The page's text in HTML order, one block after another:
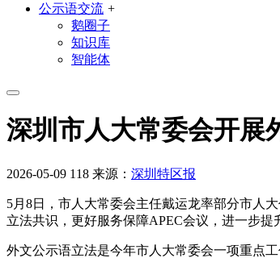
公示语交流 +
鹅圈子
知识库
智能体
深圳市人大常委会开展
2026-05-09 118 来源： 深圳特区报
5月8日，市人大常委会主任戴运龙率部分市人
立法共识，更好服务保障APEC会议，进一步提
外文公示语立法是今年市人大常委会一项重点